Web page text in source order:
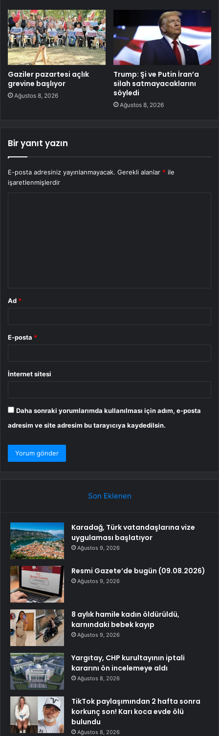
Gaziler pazartesi açlık
grevine başlıyor
Ağustos 8, 2026
Trump: Şi ve Putin İran’a
silah satmayacaklarını
söyledi
Ağustos 8, 2026
Bir yanıt yazın
E-posta adresiniz yayınlanmayacak. Gerekli alanlar * ile
işaretlenmişlerdir
Ad *
E-posta *
İnternet sitesi
Daha sonraki yorumlarımda kullanılması için adım, e-posta
adresim ve site adresim bu tarayıcıya kaydedilsin.
Son Eklenen
Karadağ, Türk vatandaşlarına vize
uygulaması başlatıyor
Ağustos 9, 2026
Resmi Gazete’de bugün (09.08.2026)
Ağustos 9, 2026
8 aylık hamile kadın öldürüldü,
karnındaki bebek kayıp
Ağustos 9, 2026
Yargıtay, CHP kurultayının iptali
kararını ön incelemeye aldı
Ağustos 8, 2026
TikTok paylaşımından 2 hafta sonra
korkunç son! Karı koca evde ölü
bulundu
Ağustos 8, 2026